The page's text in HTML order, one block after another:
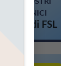
E VERNICI
13 ore di FSL